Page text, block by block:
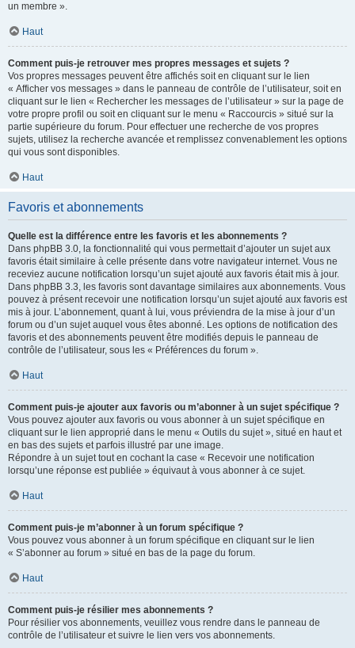
un membre ».
Haut
Comment puis-je retrouver mes propres messages et sujets ?
Vos propres messages peuvent être affichés soit en cliquant sur le lien
« Afficher vos messages » dans le panneau de contrôle de l’utilisateur, soit en
cliquant sur le lien « Rechercher les messages de l’utilisateur » sur la page de
votre propre profil ou soit en cliquant sur le menu « Raccourcis » situé sur la
partie supérieure du forum. Pour effectuer une recherche de vos propres
sujets, utilisez la recherche avancée et remplissez convenablement les options
qui vous sont disponibles.
Haut
Favoris et abonnements
Quelle est la différence entre les favoris et les abonnements ?
Dans phpBB 3.0, la fonctionnalité qui vous permettait d’ajouter un sujet aux
favoris était similaire à celle présente dans votre navigateur internet. Vous ne
receviez aucune notification lorsqu’un sujet ajouté aux favoris était mis à jour.
Dans phpBB 3.3, les favoris sont davantage similaires aux abonnements. Vous
pouvez à présent recevoir une notification lorsqu’un sujet ajouté aux favoris est
mis à jour. L’abonnement, quant à lui, vous préviendra de la mise à jour d’un
forum ou d’un sujet auquel vous êtes abonné. Les options de notification des
favoris et des abonnements peuvent être modifiés depuis le panneau de
contrôle de l’utilisateur, sous les « Préférences du forum ».
Haut
Comment puis-je ajouter aux favoris ou m’abonner à un sujet spécifique ?
Vous pouvez ajouter aux favoris ou vous abonner à un sujet spécifique en
cliquant sur le lien approprié dans le menu « Outils du sujet », situé en haut et
en bas des sujets et parfois illustré par une image.
Répondre à un sujet tout en cochant la case « Recevoir une notification
lorsqu’une réponse est publiée » équivaut à vous abonner à ce sujet.
Haut
Comment puis-je m’abonner à un forum spécifique ?
Vous pouvez vous abonner à un forum spécifique en cliquant sur le lien
« S’abonner au forum » situé en bas de la page du forum.
Haut
Comment puis-je résilier mes abonnements ?
Pour résilier vos abonnements, veuillez vous rendre dans le panneau de
contrôle de l’utilisateur et suivre le lien vers vos abonnements.